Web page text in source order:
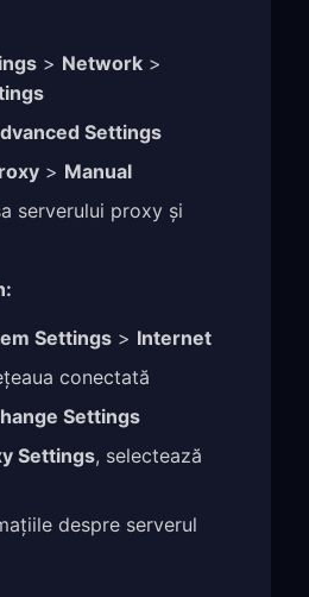
> Network >
Settings
> Manual
serverului proxy și
Settings > Internet
conectată
Settings
Settings, selectează
despre serverul